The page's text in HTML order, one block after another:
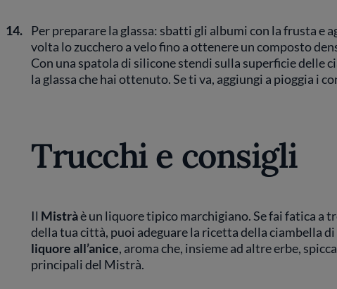
14. Per preparare la glassa: sbatti gli albumi con la frusta e
volta lo zucchero a velo fino a ottenere un composto
Con una spatola di silicone stendi sulla superficie delle
la glassa che hai ottenuto. Se ti va, aggiungi a pioggia i
Trucchi e consigli
Il Mistràè un liquore tipico marchigiano. Se fai fatica a
della tua città, puoi adeguare la ricetta della ciambella di
liquore all’anice, aroma che, insieme ad altre erbe,
principali del Mistrà.